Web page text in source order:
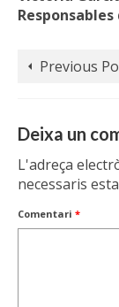
Previous
Deixa un
L'adreça
necessaris
Comentari *